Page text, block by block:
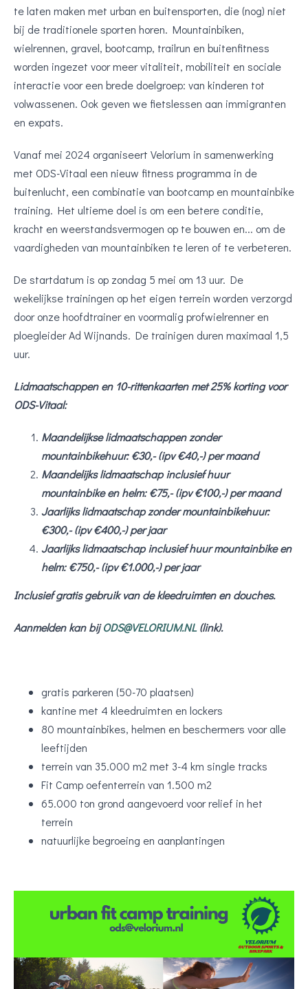
te laten maken met urban en buitensporten, die (nog) niet
bij de traditionele sporten horen. Mountainbiken,
wielrennen, gravel, bootcamp, trailrun en buitenfitness
worden ingezet voor meer vitaliteit, mobiliteit en sociale
interactie voor een brede doelgroep: van kinderen tot
volwassenen. Ook geven we fietslessen aan immigranten
en expats.
Vanaf mei 2024 organiseert Velorium in samenwerking
met ODS-Vitaal een nieuw fitness programma in de
buitenlucht, een combinatie van bootcamp en mountainbike
training. Het ultieme doel is om een betere conditie,
kracht en weerstandsvermogen op te bouwen en... om de
vaardigheden van mountainbiken te leren of te verbeteren.
De startdatum is op zondag 5 mei om 13 uur. De
wekelijkse trainingen op het eigen terrein worden verzorgd
door onze hoofdtrainer en voormalig profwielrenner en
ploegleider Ad Wijnands. De trainigen duren maximaal 1,5
uur.
Lidmaatschappen en 10-rittenkaarten met 25% korting voor
ODS-Vitaal:
Maandelijkse lidmaatschappen zonder
mountainbikehuur: €30,- (ipv €40,-) per maand
Maandelijks lidmaatschap inclusief huur
mountainbike en helm: €75,- (ipv €100,-) per maand
Jaarlijks lidmaatschap zonder mountainbikehuur:
€300,- (ipv €400,-) per jaar
Jaarlijks lidmaatschap inclusief huur mountainbike en
helm: €750,- (ipv €1.000,-) per jaar
Inclusief gratis gebruik van de kleedruimten en douches.
Aanmelden kan bijODS@VELORIUM.NL(link).
gratis parkeren (50-70 plaatsen)
kantine met 4 kleedruimten en lockers
80 mountainbikes, helmen en beschermers voor alle
leeftijden
terrein van 35.000 m2 met 3-4 km single tracks
Fit Camp oefenterrein van 1.500 m2
65.000 ton grond aangevoerd voor relief in het
terrein
natuurlijke begroeing en aanplantingen